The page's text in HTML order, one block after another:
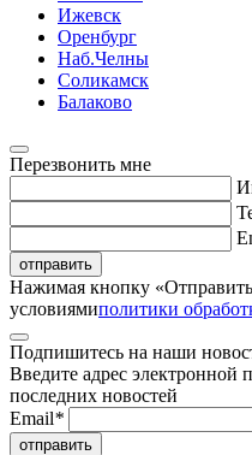
Ижевск
Оренбург
Наб.Челны
Соликамск
Балаково
Перезвонить мне
отправить
Нажимая кнопку
условиямиполитики
Подпишитесь на наши
Введите адрес электронной
последних новостей
Email*
отправить